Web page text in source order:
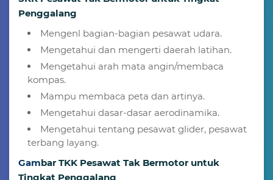
Penggalang
Mengenl bagian-bagian pesawat udara.
Mengetahui dan mengerti daerah latihan.
Mengetahui arah mata angin/membaca
kompas.
Mampu membaca peta dan artinya.
Mengetahui dasar-dasar aerodinamika.
Mengetahui tentang pesawat glider, pesawat
terbang layang.
Gambar TKK Pesawat Tak Bermotor untuk
Tingkat Penggalang